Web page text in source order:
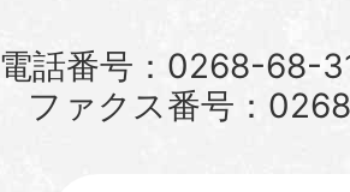
電話番号：0268-68-
ファクス番号：